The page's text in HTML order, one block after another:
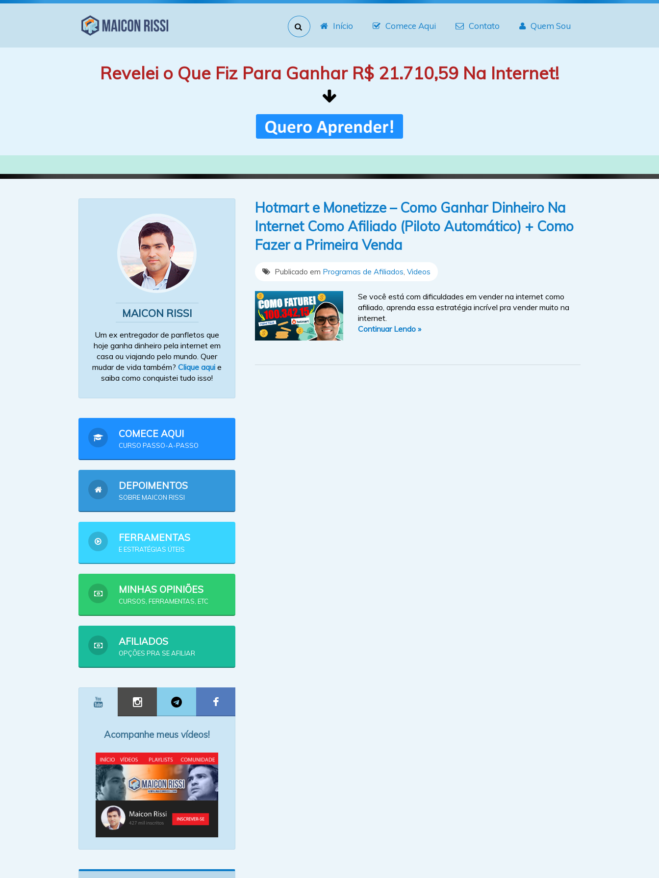
Início Comece Aqui Contato Quem Sou
Revelei o Que Fiz Para Ganhar R$ 21.710,59 Na Internet!
Hotmart e Monetizze – Como Ganhar Dinheiro Na
Internet Como Afiliado (Piloto Automático) + Como
Fazer a Primeira Venda
Publicado em Programas de Afiliados Videos
Se você está com dificuldades em vender na internet como
afiliado, aprenda essa estratégia incrível pra vender muito na
internet.
Continuar Lendo »
MAICON RISSI
Um ex entregador de panfletos que
hoje ganha dinheiro pela internet em
casa ou viajando pelo mundo. Quer
mudar de vida também? Clique aqui e
saiba como conquistei tudo isso!
COMECE AQUI
CURSO PASSO-A-PASSO
DEPOIMENTOS
SOBRE MAICON RISSI
FERRAMENTAS
E ESTRATÉGIAS ÚTEIS
MINHAS OPINIÕES
CURSOS, FERRAMENTAS, ETC
AFILIADOS
OPÇÕES PRA SE AFILIAR
Acompanhe meus vídeos!